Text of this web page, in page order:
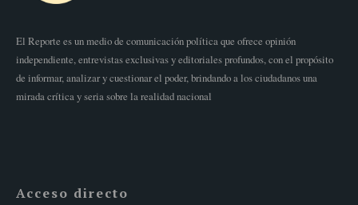
El Reporte es un medio de comunicación política que ofrece opinión
independiente, entrevistas exclusivas y editoriales profundos, con el propósito
de informar, analizar y cuestionar el poder, brindando a los ciudadanos una
mirada crítica y seria sobre la realidad nacional
Acceso directo